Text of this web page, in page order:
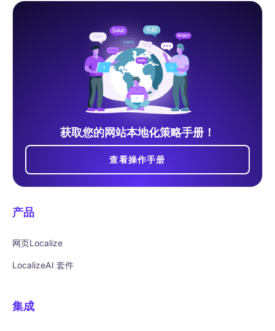
获取您的网站本地化策略手册！
查看操作手册
产品
网页Localize
LocalizeAI 套件
集成